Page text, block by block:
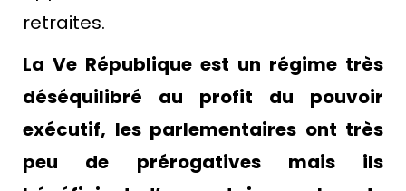
retraites.
La Ve République est un régime très
déséquilibré au profit du pouvoir
exécutif, les parlementaires ont très
peu de prérogatives mais ils